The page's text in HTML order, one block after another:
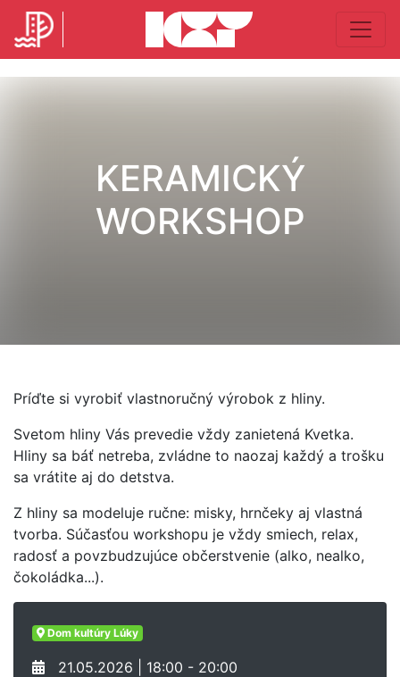
KERAMICKÝ
WORKSHOP
Príďte si vyrobiť vlastnoručný výrobok z hliny.
Svetom hliny Vás prevedie vždy zanietená Kvetka.
Hliny sa báť netreba, zvládne to naozaj každý a trošku
sa vrátite aj do detstva.
Z hliny sa modeluje ručne: misky, hrnčeky aj vlastná
tvorba. Súčasťou workshopu je vždy smiech, relax,
radosť a povzbudzujúce občerstvenie (alko, nealko,
čokoládka...).
Dom kultúry Lúky
21.05.2026 | 18:00 - 20:00